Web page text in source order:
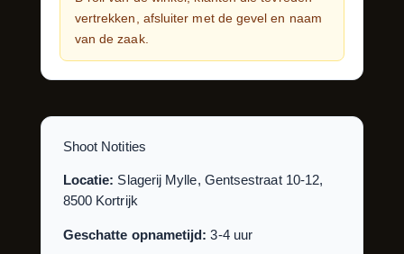
vertrekken, afsluiter met de gevel en naam
van de zaak.
Shoot Notities
Locatie: Slagerij Mylle, Gentsestraat 10-12,
8500 Kortrijk
Geschatte opnametijd: 3-4 uur